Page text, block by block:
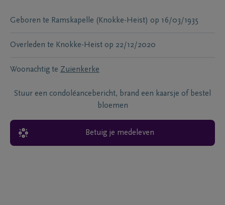
Geboren te Ramskapelle (Knokke-Heist) op 16/03/1935
Overleden te Knokke-Heist op 22/12/2020
Woonachtig te Zuienkerke
Stuur een condoléancebericht, brand een kaarsje of bestel
bloemen
Betuig je medeleven